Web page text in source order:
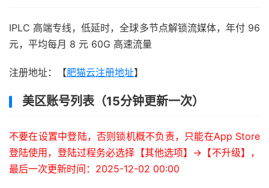
IPLC 高端专线，低延时，全球多节点解锁流媒体，年付 96
元，平均每月 8 元 60G 高速流量
注册地址：【肥猫云注册地址】
美区账号列表（15分钟更新一次）
不要在设置中登陆，否则锁机概不负责，只能在App Store
登陆使用，登陆过程务必选择【其他选项】->【不升级】，
最后一次更新时间：2025-12-02 00:00